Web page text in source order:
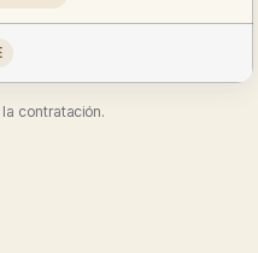
contratación.